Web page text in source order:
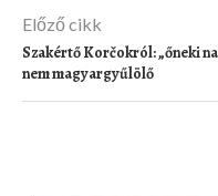
Előző cikk
Szakértő Korčokról: „őneki
nem magyargyűlölő